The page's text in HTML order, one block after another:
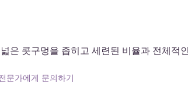
은 콧구멍을 좁히고 세련된 비율과 전체적
문가에게 문의하기